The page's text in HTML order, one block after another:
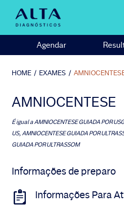
Agendar
HOME / EXAMES /
AMNIOCENTESE
É igual aAMNIOCENTESE GUIADA POR
US, AMNIOCENTESE GUIADA POR
GUIADA POR ULTRASSOM
Informações de preparo
Informações Para